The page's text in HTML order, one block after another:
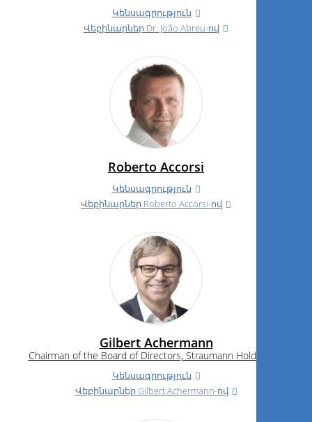
Կենսագրություն
Վեբինարներ Dr. João Abreu-ով
Roberto Accorsi
Կենսագրություն
Վեբինարներ Roberto Accorsi-ով
Gilbert Achermann
Chairman of the Board of Directors, Straumann Holding AG
Կենսագրություն
Վեբինարներ Gilbert Achermann-ով